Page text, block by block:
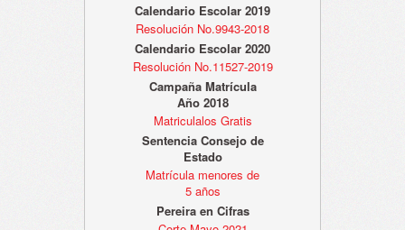
Calendario Escolar 2019
Resolución No.9943-2018
Calendario Escolar 2020
Resolución No.11527-2019
Campaña Matrícula
Año 2018
Matriculalos Gratis
Sentencia Consejo de
Estado
Matrícula menores de
5 años
Pereira en Cifras